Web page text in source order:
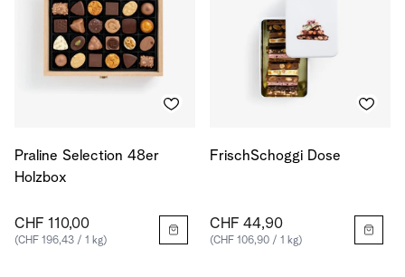
Praline Selection 48er
Holzbox
CHF 110,00
(CHF 196,43 / 1 kg)
FrischSchoggi Dose
CHF 44,90
(CHF 106,90 / 1 kg)